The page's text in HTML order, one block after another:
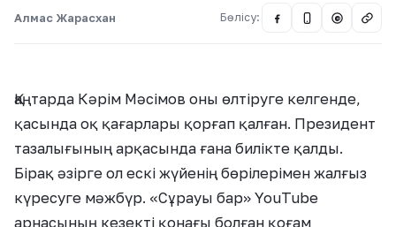
Алмас Жарасхан Бөлісу: @
Қаңтарда Кәрім Мәсімов оны өлтіруге келгенде,
қасында оқ қағарлары қорғап қалған. Президент
тазалығының арқасында ғана билікте қалды.
Бірақ әзірге ол ескі жүйенің бөрілерімен жалғыз
күресуге мәжбүр. «Сұрауы бар» YouTube
арнасының кезекті қонағы болған қоғам